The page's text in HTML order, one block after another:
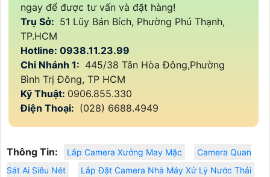
ngay để được tư vấn và đặt hàng!
Trụ Sở: 51 Lũy Bán Bích, Phường Phú Thạnh,
TP.HCM
Hotline: 0938.11.23.99
Chi Nhánh 1: 445/38 Tân Hòa Đông,Phường
Bình Trị Đông, TP HCM
Kỹ Thuật: 0906.855.330
Điện Thoại: (028) 6688.4949
Thông Tin: Lắp Camera Xưởng May Mặc
Camera Quan
Sát Ai Siêu Nét
Lắp Đặt Camera Nhà Máy Xử Lý Nước Thải